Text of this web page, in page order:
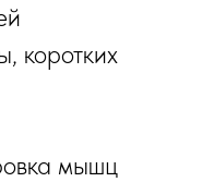
коротких
мышц